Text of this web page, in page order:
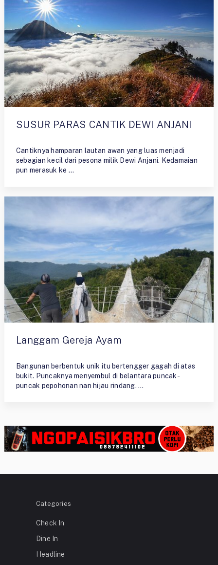
SUSUR PARAS CANTIK DEWI ANJANI
Cantiknya hamparan lautan awan yang luas menjadi
sebagian kecil dari pesona milik Dewi Anjani. Kedamaian
pun merasuk ke …
Langgam Gereja Ayam
Bangunan berbentuk unik itu bertengger gagah di atas
bukit. Puncaknya menyembul di belantara puncak-
puncak pepohonan nan hijau rindang. …
Categories
Check In
Dine In
Headline